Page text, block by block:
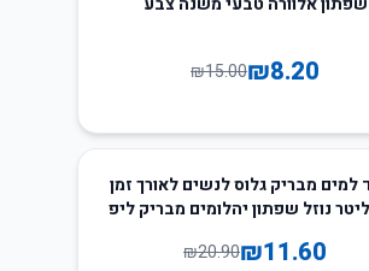
₪8.20
₪15.00
למים מבריק גלוס לנשים לאורך זמן
נוזל שפתון יהלומים מבריק ליפ
₪11.60
₪20.90